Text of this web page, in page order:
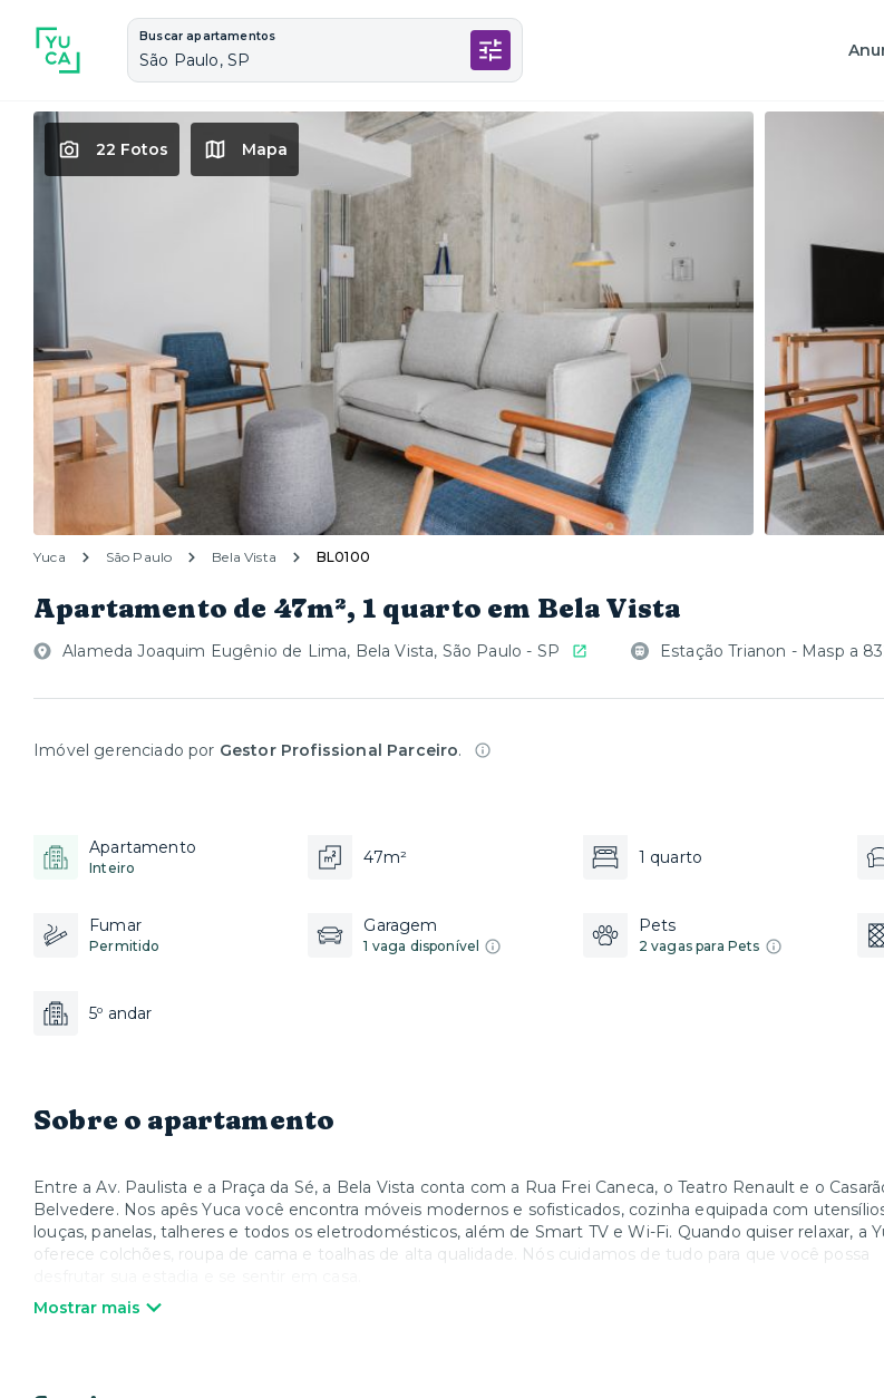
Buscar apartamentos
São Paulo, SP
22 Fotos Mapa
Yuca São Paulo Bela Vista BL0100
Apartamento de 47m², 1 quarto em Bela Vista
Alameda Joaquim Eugênio de Lima, Bela Vista, São Paulo - SP Estação Trianon - Masp a
Imóvel gerenciado por Gestor Profissional Parceiro.
Apartamento
Inteiro
47m² 1 quarto
Fumar
Permitido
Garagem
1 vaga disponível
Pets
2 vagas para Pets
5º andar
Sobre o apartamento
Entre a Av. Paulista e a Praça da Sé, a Bela Vista conta com a Rua Frei Caneca, o Teatro Renault e o
Belvedere. Nos apês Yuca você encontra móveis modernos e sofisticados, cozinha equipada com
louças, panelas, talheres e todos os eletrodomésticos, além de Smart TV e Wi-Fi. Quando quiser relaxar, a
oferece colchões, roupa de cama e toalhas de alta qualidade. Nós cuidamos de tudo para que você possa
*Estacionamento mediante disponibilidade e pagamento.
Mostrar mais